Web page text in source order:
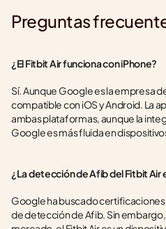
Preguntas
¿El Fitbit Air funciona con iPhone?
Sí. Aunque Google es la empresa
compatible con iOS y Android. La
ambas plataformas, aunque la
Google es más fluida en
¿La detección de Afib del Fitbit
Google ha buscado certificaciones
de detección de Afib. Sin